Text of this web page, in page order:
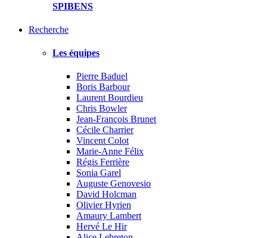
SPIBENS
Recherche
Les équipes
Pierre Baduel
Boris Barbour
Laurent Bourdieu
Chris Bowler
Jean-François Brunet
Cécile Charrier
Vincent Colot
Marie-Anne Félix
Régis Ferrière
Sonia Garel
Auguste Genovesio
David Holcman
Olivier Hyrien
Amaury Lambert
Hervé Le Hir